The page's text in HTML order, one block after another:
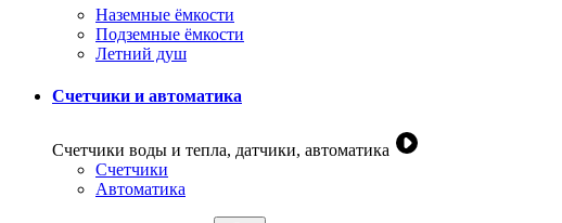
Наземные ёмкости
Подземные ёмкости
Летний душ
Счетчики и автоматика
Счетчики воды и тепла, датчики, автоматика
Счетчики
Автоматика